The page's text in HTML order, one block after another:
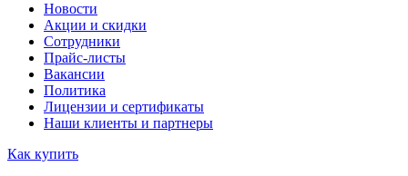
Новости
Акции и скидки
Сотрудники
Прайс-листы
Вакансии
Политика
Лицензии и сертификаты
Наши клиенты и партнеры
Как купить